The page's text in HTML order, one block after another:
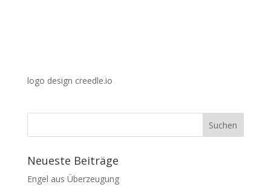
logo design creedle.io
Neueste Beiträge
Engel aus Überzeugung